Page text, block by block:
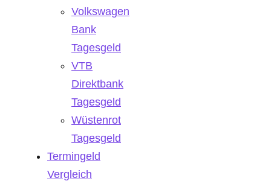
Volkswagen
Bank
Tagesgeld
VTB
Direktbank
Tagesgeld
Wüstenrot
Tagesgeld
Termingeld
Vergleich